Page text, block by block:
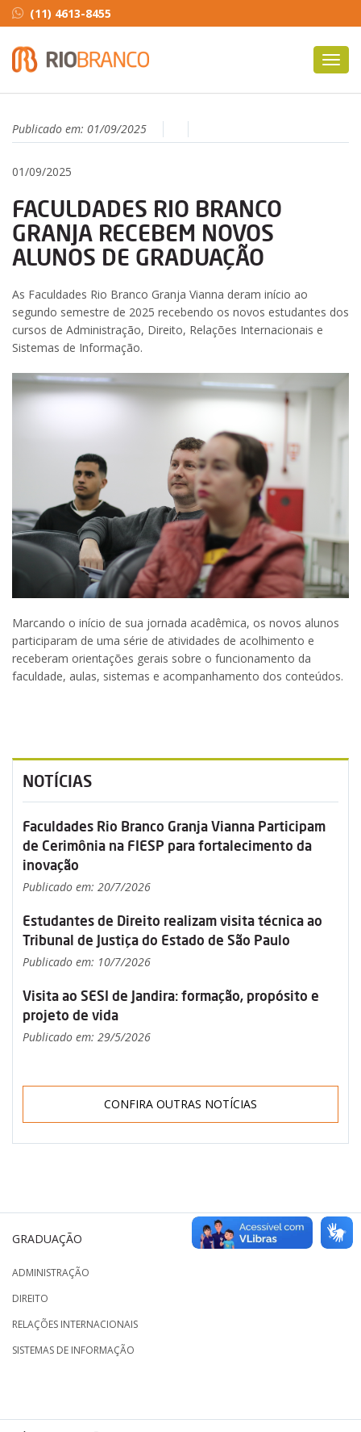
(11) 4613-8455
Publicado em: 01/09/2025
01/09/2025
FACULDADES RIO BRANCO
GRANJA RECEBEM NOVOS
ALUNOS DE GRADUAÇÃO
As Faculdades Rio Branco Granja Vianna deram início ao
segundo semestre de 2025 recebendo os novos estudantes dos
cursos de Administração, Direito, Relações Internacionais e
Sistemas de Informação.
Marcando o início de sua jornada acadêmica, os novos alunos
participaram de uma série de atividades de acolhimento e
receberam orientações gerais sobre o funcionamento da
faculdade, aulas, sistemas e acompanhamento dos conteúdos.
NOTÍCIAS
Faculdades Rio Branco Granja Vianna Participam
de Cerimônia na FIESP para fortalecimento da
inovação
Publicado em: 20/7/2026
Estudantes de Direito realizam visita técnica ao
Tribunal de Justiça do Estado de São Paulo
Publicado em: 10/7/2026
Visita ao SESI de Jandira: formação, propósito e
projeto de vida
Publicado em: 29/5/2026
CONFIRA OUTRAS NOTÍCIAS
GRADUAÇÃO
ADMINISTRAÇÃO
DIREITO
RELAÇÕES INTERNACIONAIS
SISTEMAS DE INFORMAÇÃO